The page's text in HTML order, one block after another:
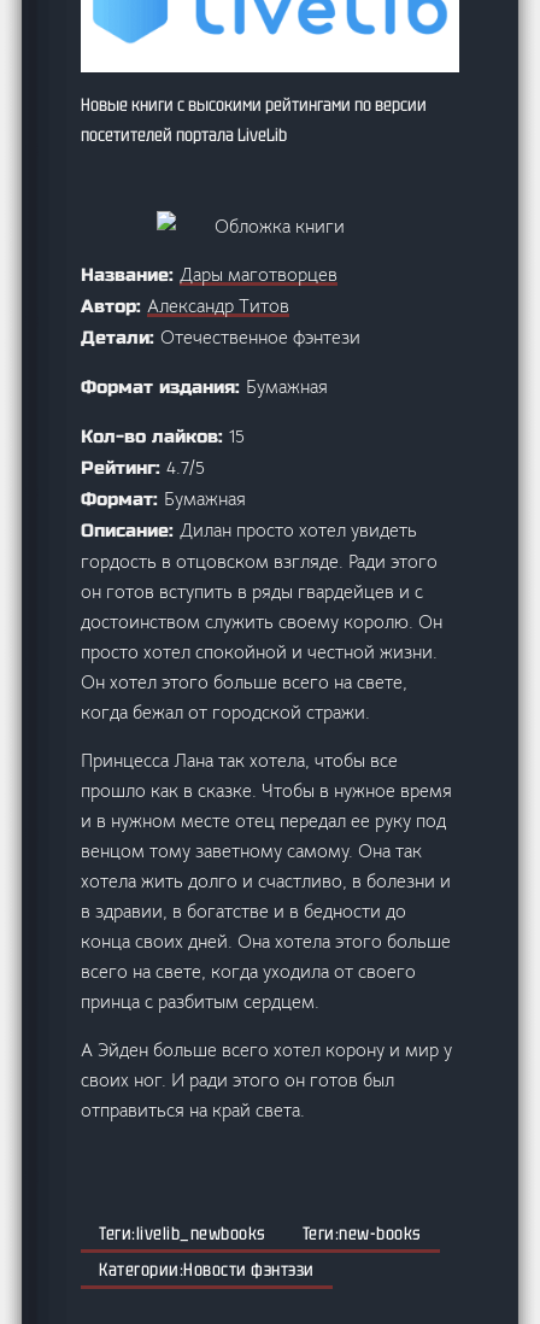
Новые книги с высокими рейтингами по версии
посетителей портала LiveLib
Название:Дары маготворцев
Автор:Александр Титов
Детали:Отечественное фэнтези
Формат издания: Бумажная
Кол-во лайков:15
Рейтинг:4.7/5
Формат: Бумажная
Описание:Дилан просто хотел увидеть
гордость в отцовском взгляде. Ради этого
он готов вступить в ряды гвардейцев и с
достоинством служить своему королю. Он
просто хотел спокойной и честной жизни.
Он хотел этого больше всего на свете,
когда бежал от городской стражи.
Принцесса Лана так хотела, чтобы все
прошло как в сказке. Чтобы в нужное время
и в нужном месте отец передал ее руку под
венцом тому заветному самому. Она так
хотела жить долго и счастливо, в болезни и
в здравии, в богатстве и в бедности до
конца своих дней. Она хотела этого больше
всего на свете, когда уходила от своего
принца с разбитым сердцем.
А Эйден больше всего хотел корону и мир у
своих ног. И ради этого он готов был
отправиться на край света.
livelib_newbooks
new-books
Новости фэнтэзи